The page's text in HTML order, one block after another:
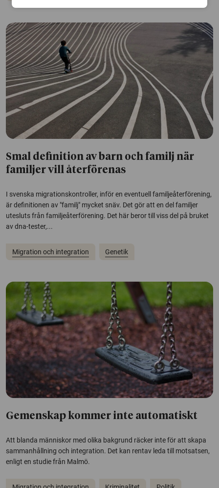
Smal definition av barn och familj när
familjer vill återförenas
I svenska migrationskontroller, inför en eventuell familjeåterförening,
är definitionen av "familj" mycket snäv. Det gör att en del familjer
utesluts från familjeåterförening. Det här beror till viss del på bruket
av dna-tester,...
Migration och integration Genetik
Gemenskap kommer inte automatiskt
Att blanda människor med olika bakgrund räcker inte för att skapa
sammanhållning och integration. Det kan rentav leda till motsatsen,
enligt en studie från Malmö.